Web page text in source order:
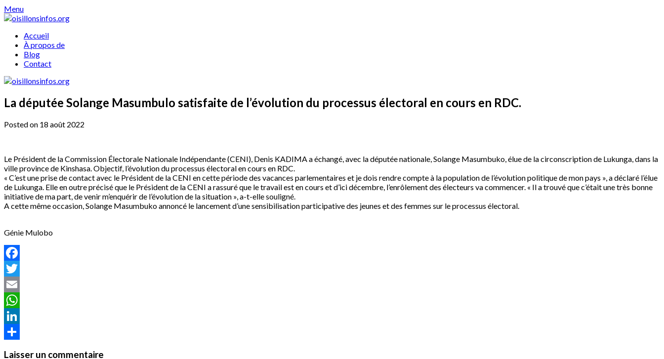
Skip
to
Menu
Accueil
À propos de
Blog
Contact
La députée Solange Masumbulo satisfaite de l’évolution du processus électoral en cours en RDC.
Posted on 18 août 2022
Le Président de la Commission Électorale Nationale Indépendante (CENI), Denis KADIMA a échangé, avec la députée nationale, Solange Masumbuko, élue de la circonscription de Lukunga, dans la
ville province de Kinshasa. Objectif, l’évolution du processus électoral en cours en RDC.
« C’est une prise de contact avec le Président de la CENI en cette période des vacances parlementaires et je dois rendre compte à la population de l’évolution politique de mon pays », a déclaré l’élue
de Lukunga. Elle en outre précisé que le Président de la CENI a rassuré que le travail est en cours et d’ici décembre, l’enrôlement des électeurs va commencer. « Il a trouvé que c’était une très bonne
initiative de ma part, de venir m’enquérir de l’évolution de la situation », a-t-elle souligné.
A cette même occasion, Solange Masumbuko annoncé le lancement d’une sensibilisation participative des jeunes et des femmes sur le processus électoral.
Génie Mulobo
Facebook
Twitter
Email
WhatsApp
LinkedIn
Laisser un commentaire